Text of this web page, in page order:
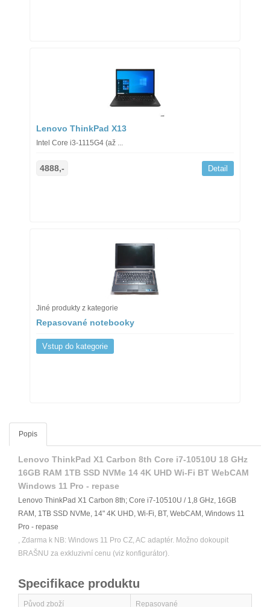
Lenovo ThinkPad X13
Intel Core i3-1115G4 (až ...
4888,- Detail
Jiné produkty z kategorie
Repasované notebooky
Vstup do kategorie
Popis
Lenovo ThinkPad X1 Carbon 8th Core i7-10510U 18 GHz
16GB RAM 1TB SSD NVMe 14 4K UHD Wi-Fi BT WebCAM
Windows 11 Pro - repase
Lenovo ThinkPad X1 Carbon 8th; Core i7-10510U / 1,8 GHz, 16GB
RAM, 1TB SSD NVMe, 14" 4K UHD, Wi-Fi, BT, WebCAM, Windows 11
Pro - repase
, Zdarma k NB: Windows 11 Pro CZ, AC adaptér. Možno dokoupit
BRAŠNU za exkluzivní cenu (viz konfigurátor).
Specifikace produktu
Původ zboží Repasované